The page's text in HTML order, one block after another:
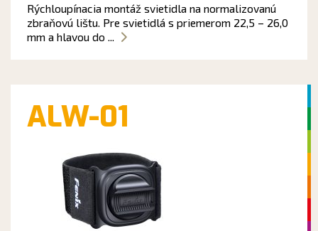
Rýchloupínacia montáž svietidla na normalizovanú
zbraňovú lištu. Pre svietidlá s priemerom 22,5 – 26,0
mm a hlavou do ...
ALW-01